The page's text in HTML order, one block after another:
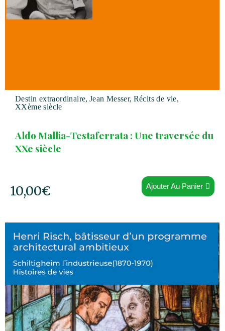
Destin extraordinaire, Jean Messer, Récits de vie,
XXème siècle
Aldo Mallia-Testaferrata : Une traversée du
XXe siècle
10,00€ Ajouter Au Panier